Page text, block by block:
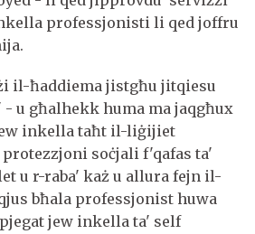
professjonisti li qed joffru
il-ħaddiema jistgħu jitqiesu
u għalhekk huma ma jaqgħux
inkella taħt il-liġijiet
soċjali f'qafas ta'
u r-raba' każ u allura fejn il-
bħala professjonist huwa
jew inkella ta' self